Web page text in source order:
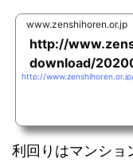
www.zenshihoren.or.jp
http://
download/
http://
利回りはマンショ